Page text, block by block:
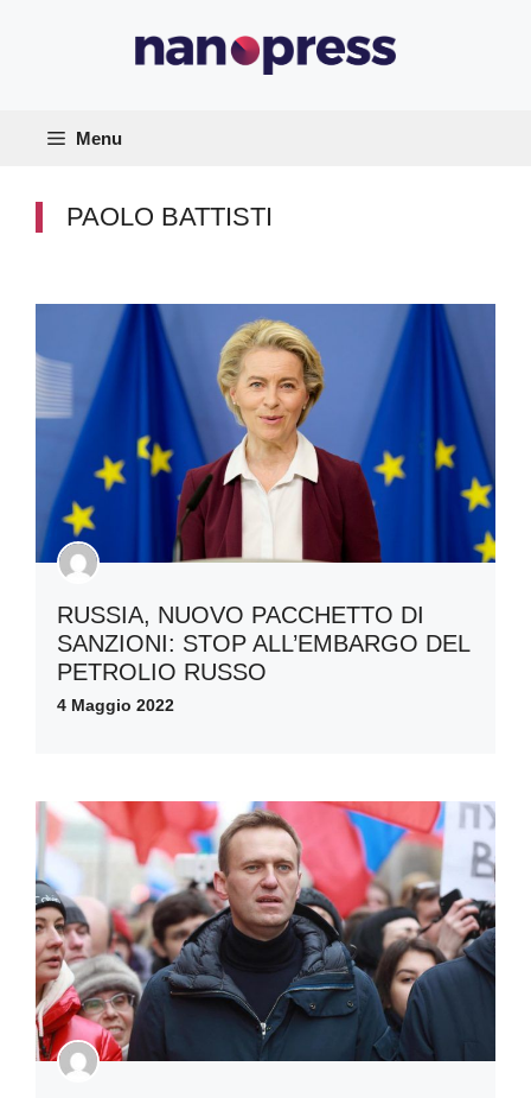
Menu
PAOLO BATTISTI
RUSSIA, NUOVO PACCHETTO DI
SANZIONI: STOP ALL’EMBARGO DEL
PETROLIO RUSSO
4 Maggio 2022